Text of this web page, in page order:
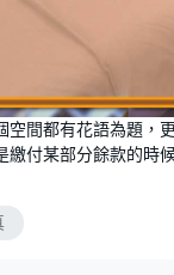
間都有花語為題，
付某部分餘款的時